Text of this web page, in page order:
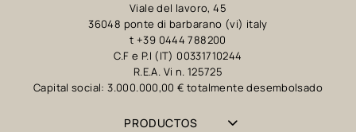
Viale del lavoro, 45
36048 ponte di barbarano (vi) italy
t +39 0444 788200
C.F e P.I (IT) 00331710244
R.E.A. Vi n. 125725
Capital social: 3.000.000,00 € totalmente desembolsado
PRODUCTOS